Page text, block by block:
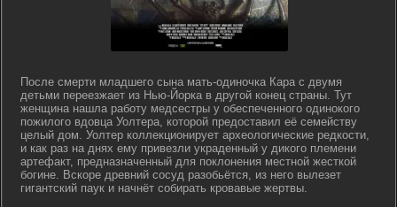
После смерти младшего сына мать-одиночка Кара с двумя
детьми переезжает из Нью-Йорка в другой конец страны. Тут
женщина нашла работу медсестры у обеспеченного одинокого
пожилого вдовца Уолтера, которой предоставил её семейству
целый дом. Уолтер коллекционирует археологические редкости,
и как раз на днях ему привезли украденный у дикого племени
артефакт, предназначенный для поклонения местной жесткой
богине. Вскоре древний сосуд разобьётся, из него вылезет
гигантский паук и начнёт собирать кровавые жертвы.